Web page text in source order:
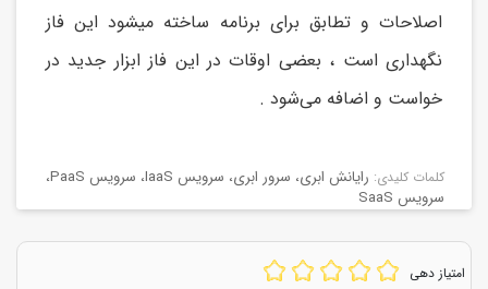
اصلاحات و تطابق برای برنامه ساخته میشود این فاز
نگهداری است ، بعضی اوقات در این فاز ابزار جدید در
خواست و اضافه می‌شود .
كلمات كليدی: رایانش ابری، سرور ابری، سرویس IaaS ، سرویس PaaS
،
سرویس SaaS
امتیاز دهی